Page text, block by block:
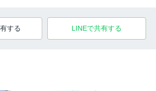
する LINEで共有する